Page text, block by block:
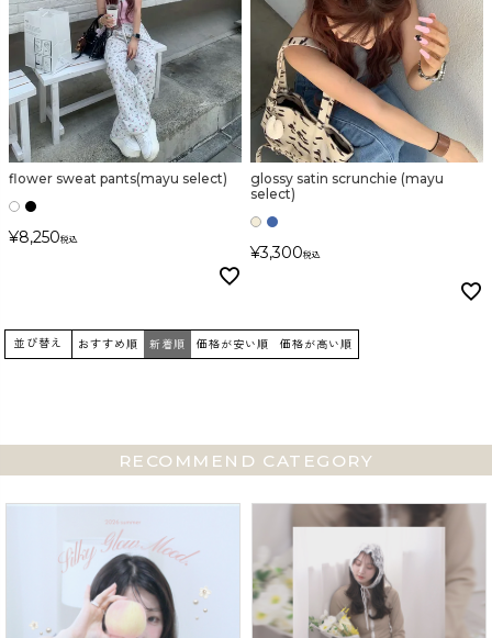
在庫なし商品
表示する
表示しない
検索
flower sweat pants(mayu select)
¥8,250税込
glossy satin scrunchie (mayu
select)
¥3,300税込
並び替え おすすめ順 新着順 価格が安い順 価格が高い順
RECOMMEND CATEGORY